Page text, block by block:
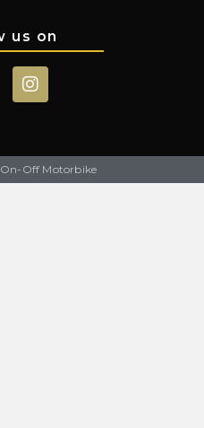
us on
Off Motorbike